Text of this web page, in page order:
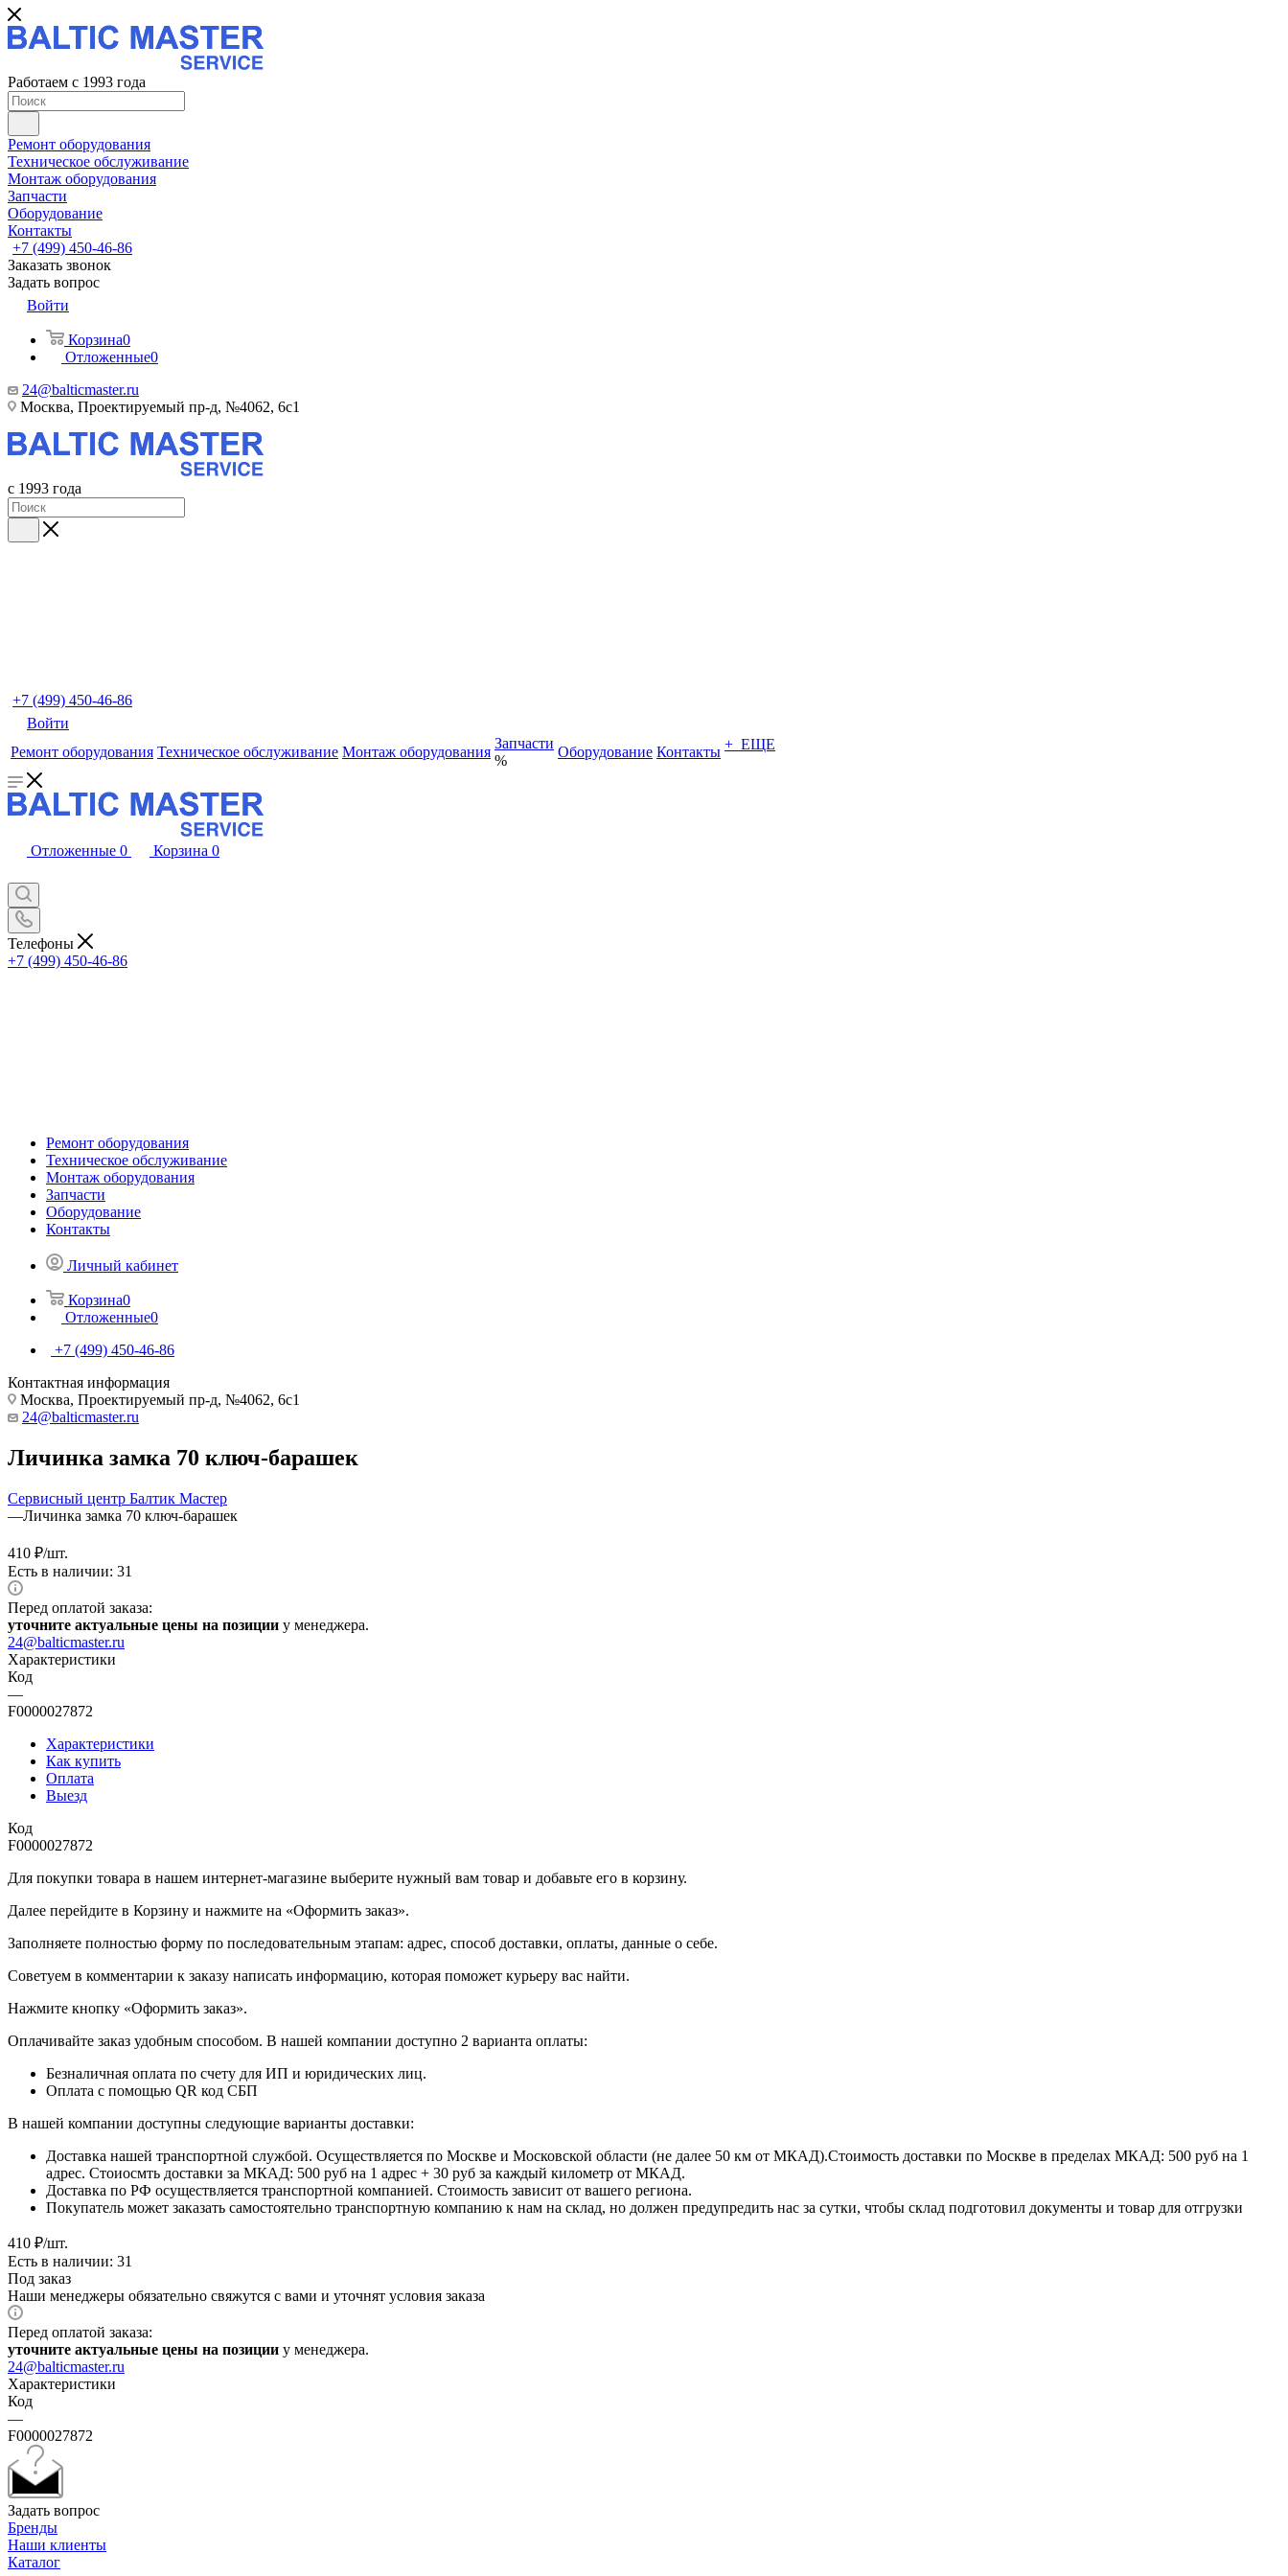
Работаем с 1993 года
Ремонт оборудования
Техническое обслуживание
Монтаж оборудования
Запчасти
Оборудование
Контакты
+7 (499) 450-46-86
Заказать звонок
Задать вопрос
Войти
Корзина0
Отложенные0
24@balticmaster.ru
Москва, Проектируемый пр-д, №4062, 6с1
с 1993 года
+7 (499) 450-46-86
Войти
Ремонт оборудования Техническое обслуживание Монтаж оборудования
Запчасти
%
Оборудование Контакты + ЕЩЕ
Отложенные 0 Корзина 0
Телефоны
+7 (499) 450-46-86
Ремонт оборудования
Техническое обслуживание
Монтаж оборудования
Запчасти
Оборудование
Контакты
Личный кабинет
Корзина0
Отложенные0
+7 (499) 450-46-86
Контактная информация
Москва, Проектируемый пр-д, №4062, 6с1
24@balticmaster.ru
Личинка замка 70 ключ-барашек
Сервисный центр Балтик Мастер
—Личинка замка 70 ключ-барашек
410 ₽/шт.
Есть в наличии: 31
Перед оплатой заказа:
уточните актуальные цены на позиции у менеджера.
24@balticmaster.ru
Характеристики
Код
—
F0000027872
Характеристики
Как купить
Оплата
Выезд
Код
F0000027872
Для покупки товара в нашем интернет-магазине выберите нужный вам товар и добавьте его в корзину.
Далее перейдите в Корзину и нажмите на «Оформить заказ».
​​​​​​​Заполняете полностью форму по последовательным этапам: адрес, способ доставки, оплаты, данные о себе.
​​​​​​​Советуем в комментарии к заказу написать информацию, которая поможет курьеру вас найти.
​​​​​​​Нажмите кнопку «Оформить заказ».
Оплачивайте заказ удобным способом. В нашей компании доступно 2 варианта оплаты:
Безналичная оплата по счету для ИП и юридических лиц.
Оплата с помощью QR код СБП
В нашей компании доступны следующие варианты доставки:
Доставка нашей транспортной службой. Осуществляется по Москве и Московской области (не далее 50 км от МКАД).Стоимость доставки по Москве в пределах МКАД: 500 руб на 1
адрес. Стоиосмть доставки за МКАД: 500 руб на 1 адрес + 30 руб за каждый километр от МКАД.
Доставка по РФ осуществляется транспортной компанией. Стоимость зависит от вашего региона.
Покупатель может заказать самостоятельно транспортную компанию к нам на склад, но должен предупредить нас за сутки, чтобы склад подготовил документы и товар для отгрузки
410 ₽/шт.
Есть в наличии: 31
Под заказ
Наши менеджеры обязательно свяжутся с вами и уточнят условия заказа
Перед оплатой заказа:
уточните актуальные цены на позиции у менеджера.
24@balticmaster.ru
Характеристики
Код
—
F0000027872
Задать вопрос
Бренды
Наши клиенты
Каталог